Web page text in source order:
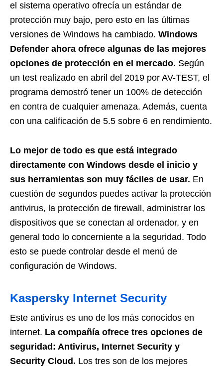
el sistema operativo ofrecía un estándar de
protección muy bajo, pero esto en las últimas
versiones de Windows ha cambiado. Windows
Defender ahora ofrece algunas de las mejores
opciones de protección en el mercado. Según
un test realizado en abril del 2019 por AV-TEST, el
programa demostró tener un 100% de detección
en contra de cualquier amenaza. Además, cuenta
con una calificación de 5.5 sobre 6 en rendimiento.
Lo mejor de todo es que está integrado
directamente con Windows desde el inicio y
sus herramientas son muy fáciles de usar. En
cuestión de segundos puedes activar la protección
antivirus, la protección de firewall, administrar los
dispositivos que se conectan al ordenador, y en
general todo lo concerniente a la seguridad. Todo
esto se puede controlar desde el menú de
configuración de Windows.
Kaspersky Internet Security
Este antivirus es uno de los más conocidos en
internet. La compañía ofrece tres opciones de
seguridad: Antivirus, Internet Security y
Security Cloud. Los tres son de los mejores